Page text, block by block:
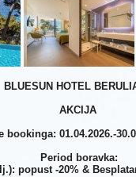
BLUESUN HOTEL
AKCIJA
bookinga: 01.04.2026.-
Period boravka:
popust -20% &